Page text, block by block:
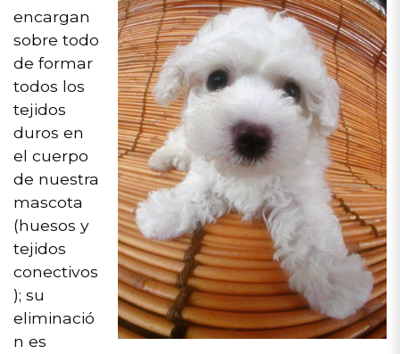
encargan
sobre todo
de formar
todos los
tejidos
duros en
el cuerpo
de nuestra
mascota
(huesos y
tejidos
conectivos
); su
eliminació
n es